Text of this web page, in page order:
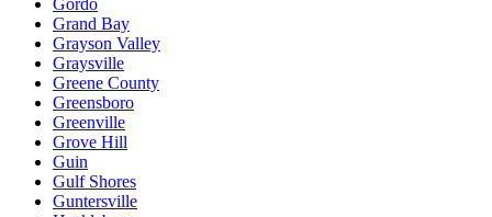
Grand Bay
Grayson Valley
Graysville
Greene County
Greensboro
Greenville
Grove Hill
Guin
Gulf Shores
Guntersville